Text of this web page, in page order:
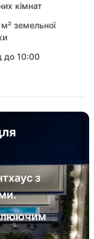
кімнат
земельної
до 10:00
з